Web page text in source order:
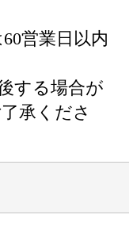
営業日以内
する場合が
承くださ